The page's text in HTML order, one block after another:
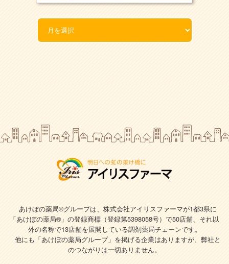
あけぼの薬局®グループは、株式会社アイリスファーマが1都3県に
「あけぼの薬局®」の登録商標（登録第5398058号）で50店舗、それ以
外の名称で13店舗を展開している調剤薬局チェーンです。
他にも「あけぼの薬局グループ」を掲げる企業はありますが、弊社と
のつながりは一切ありません。